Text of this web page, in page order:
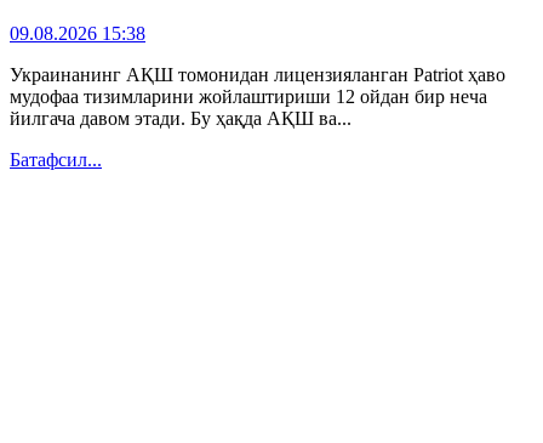
09.08.2026 15:38
Украинанинг АҚШ томонидан лицензияланган Patriot ҳаво
мудофаа тизимларини жойлаштириши 12 ойдан бир неча
йилгача давом этади. Бу ҳақда АҚШ ва...
Батафсил...